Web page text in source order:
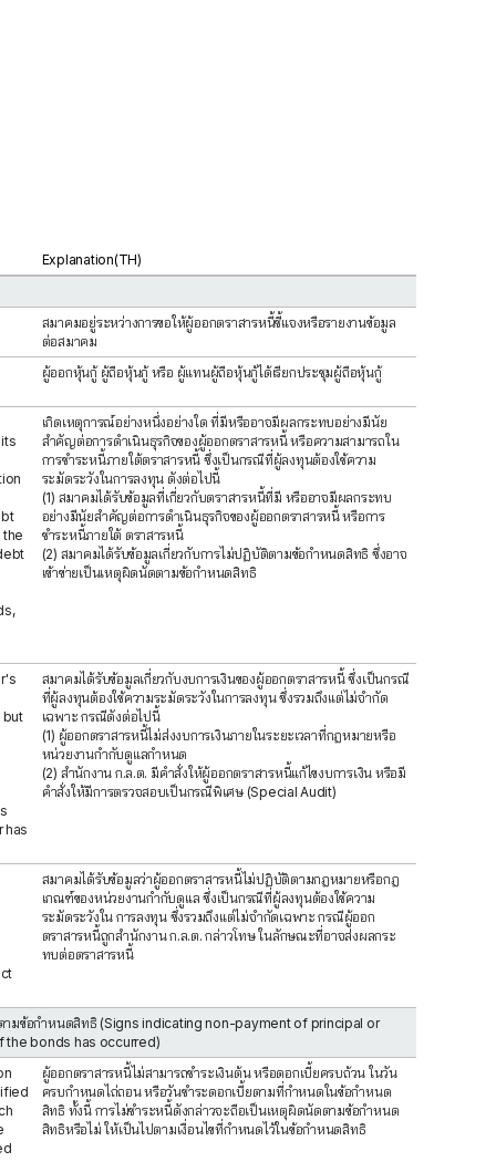
Explanation(TH)
สมาคมอยู่ระหว่างการขอให้ผู้ออกตราสารหนี้ชี้แจงหรือรายงานข้อมูล
ต่อสมาคม
ผู้ออกหุ้นกู้ ผู้ถือหุ้นกู้ หรือ ผู้แทนผู้ถือหุ้นกู้ได้เรียกประชุมผู้ถือหุ้นกู้
the
เกิดเหตุการณ์อย่างหนึ่งอย่างใด ที่มีหรืออาจมีผลกระทบอย่างมีนัย
สำคัญต่อการดำเนินธุรกิจของผู้ออกตราสารหนี้ หรือความสามารถใน
การชำระหนี้ภายใต้ตราสารหนี้ ซึ่งเป็นกรณีที่ผู้ลงทุนต้องใช้ความ
ระมัดระวังในการลงทุน ดังต่อไปนี้
(1) สมาคมได้รับข้อมูลที่เกี่ยวกับตราสารหนี้ที่มี หรืออาจมีผลกระทบ
อย่างมีนัยสำคัญต่อการดำเนินธุรกิจของผู้ออกตราสารหนี้ หรือการ
ชำระหนี้ภายใต้ ตราสารหนี้
(2) สมาคมได้รับข้อมูลเกี่ยวกับการไม่ปฏิบัติตามข้อกำหนดสิทธิ ซึ่งอาจ
เข้าข่ายเป็นเหตุผิดนัดตามข้อกำหนดสิทธิ
but
has
สมาคมได้รับข้อมูลเกี่ยวกับงบการเงินของผู้ออกตราสารหนี้ ซึ่งเป็นกรณี
ที่ผู้ลงทุนต้องใช้ความระมัดระวังในการลงทุน ซึ่งรวมถึงแต่ไม่จำกัด
เฉพาะ กรณีดังต่อไปนี้
(1) ผู้ออกตราสารหนี้ไม่ส่งงบการเงินภายในระยะเวลาที่กฎหมายหรือ
หน่วยงานกำกับดูแลกำหนด
(2) สำนักงาน ก.ล.ต. มีคำสั่งให้ผู้ออกตราสารหนี้แก้ไขงบการเงิน หรือมี
คำสั่งให้มีการตรวจสอบเป็นกรณีพิเศษ (Special Audit)
สมาคมได้รับข้อมูลว่าผู้ออกตราสารหนี้ไม่ปฏิบัติตามกฎหมายหรือกฎ
เกณฑ์ของหน่วยงานกำกับดูแล ซึ่งเป็นกรณีที่ผู้ลงทุนต้องใช้ความ
ระมัดระวังใน การลงทุน ซึ่งรวมถึงแต่ไม่จำกัดเฉพาะ กรณีผู้ออก
ตราสารหนี้ถูกสำนักงาน ก.ล.ต. กล่าวโทษ ในลักษณะที่อาจส่งผลกระ
ทบต่อตราสารหนี้
ตามข้อกำหนดสิทธิ (Signs indicating non-payment of principal or
the bonds has occurred)
ผู้ออกตราสารหนี้ไม่สามารถชำระเงินต้น หรือดอกเบี้ยครบถ้วน ในวัน
ครบกำหนดไถ่ถอน หรือวันชำระดอกเบี้ยตามที่กำหนดในข้อกำหนด
สิทธิ ทั้งนี้ การไม่ชำระหนี้ดังกล่าวจะถือเป็นเหตุผิดนัดตามข้อกำหนด
สิทธิหรือไม่ ให้เป็นไปตามเงื่อนไขที่กำหนดไว้ในข้อกำหนดสิทธิ